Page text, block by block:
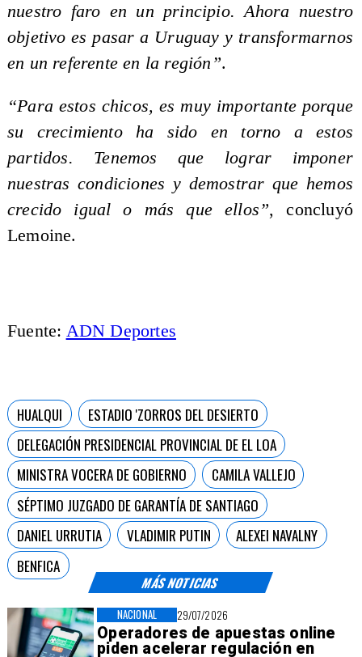
MÁS NOTICIAS
29/07/2026
Operadores de apuestas online
piden acelerar regulación en
NACIONAL
nuestro faro en un principio. Ahora nuestro
objetivo es pasar a Uruguay y transformarnos
en un referente en la región”.
“Para estos chicos, es muy importante porque
su crecimiento ha sido en torno a estos
partidos. Tenemos que lograr imponer
nuestras condiciones y demostrar que hemos
crecido igual o más que ellos”, concluyó
Lemoine.
Fuente: ADN Deportes
HUALQUI
ESTADIO 'ZORROS DEL DESIERTO
DELEGACIÓN PRESIDENCIAL PROVINCIAL DE EL LOA
MINISTRA VOCERA DE GOBIERNO
CAMILA VALLEJO
SÉPTIMO JUZGADO DE GARANTÍA DE SANTIAGO
DANIEL URRUTIA
VLADIMIR PUTIN
ALEXEI NAVALNY
BENFICA